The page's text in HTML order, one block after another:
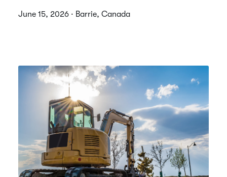
June 15, 2026 · Barrie, Canada